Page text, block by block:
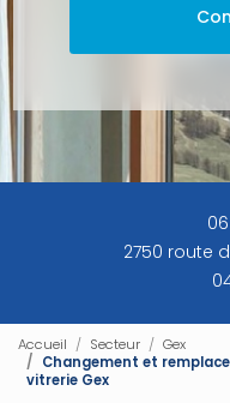
2750 route
Accueil Secteur
Gex
Changement et
vitrerie Gex